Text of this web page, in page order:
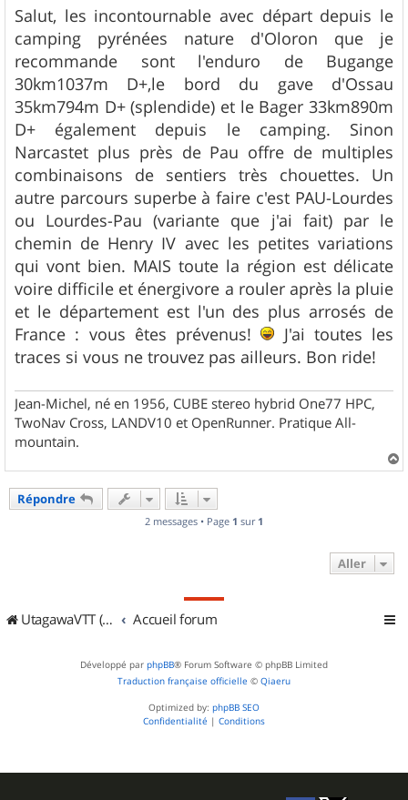
s
s
a
g
e
Salut, les incontournable avec départ depuis le
camping pyrénées nature d'Oloron que je
recommande sont l'enduro de Bugange
30km1037m D+,le bord du gave d'Ossau
35km794m D+ (splendide) et le Bager 33km890m
D+ également depuis le camping. Sinon
Narcastet plus près de Pau offre de multiples
combinaisons de sentiers très chouettes. Un
autre parcours superbe à faire c'est PAU-Lourdes
ou Lourdes-Pau (variante que j'ai fait) par le
chemin de Henry IV avec les petites variations
qui vont bien. MAIS toute la région est délicate
voire difficile et énergivore a rouler après la pluie
et le département est l'un des plus arrosés de
France : vous êtes prévenus!
J'ai toutes les
traces si vous ne trouvez pas ailleurs. Bon ride!
Jean-Michel, né en 1956, CUBE stereo hybrid One77 HPC,
TwoNav Cross, LANDV10 et OpenRunner. Pratique All-
mountain.
a
Répondre
2 messages • Page 1 sur 1
Aller
UtagawaVTT (Randos VTT et VTTAE avec traces GPS) Accueil forum
Développé par phpBB® Forum Software © phpBB Limited
Traduction française officielle © Qiaeru
Optimized by: phpBB SEO
Confidentialité | Conditions